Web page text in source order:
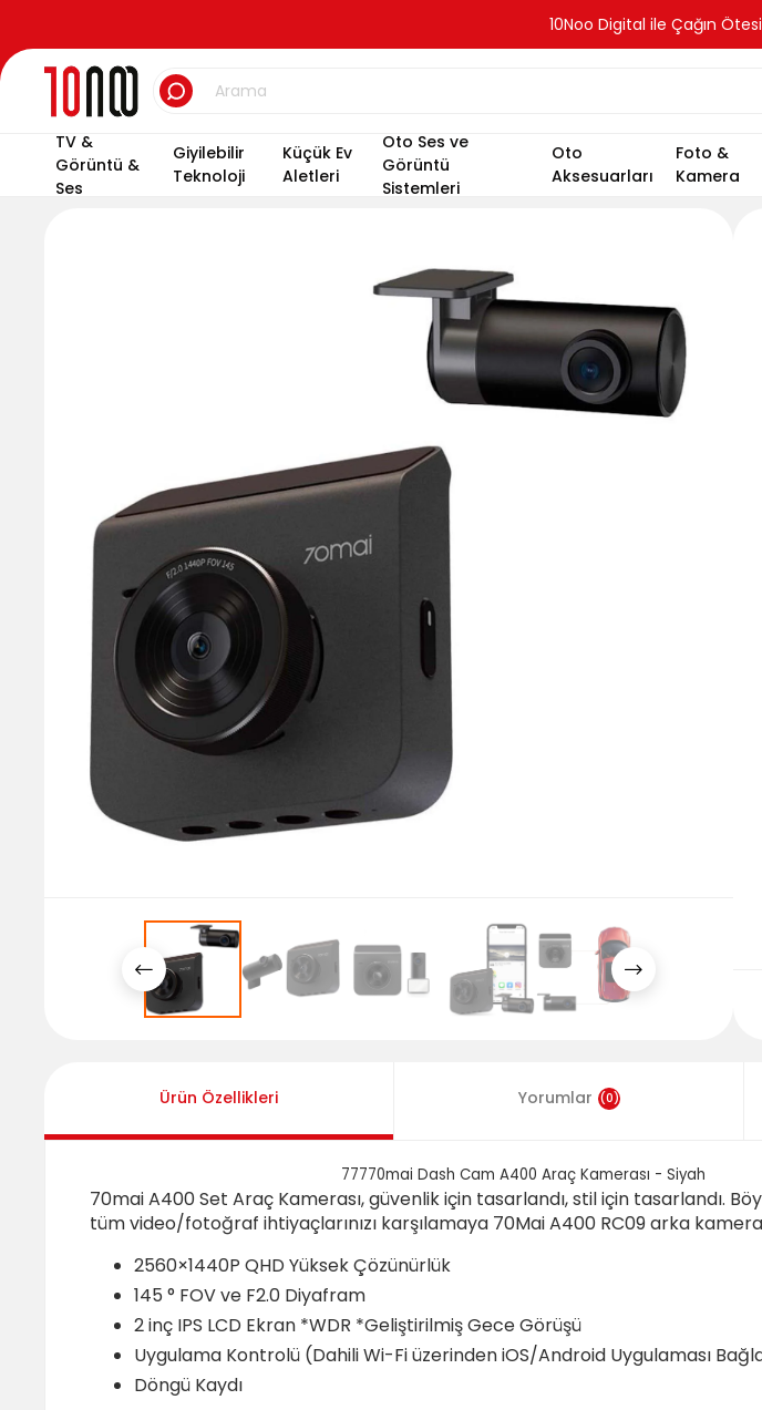
10Noo Digital ile Çağın
TV &
Görüntü &
Ses
Giyilebilir
Teknoloji
Küçük Ev
Aletleri
Oto Ses ve
Görüntü
Sistemleri
Oto
Aksesuarları
Foto &
Kamera
Ürün Özellikleri Yorumlar (0)
77770mai Dash Cam A400 Araç Kamerası - Siyah
70mai A400 Set Araç Kamerası, güvenlik için tasarlandı, stil için tasarlandı.
tüm video/fotoğraf ihtiyaçlarınızı karşılamaya 70Mai A400 RC09 arka
2560×1440P QHD Yüksek Çözünürlük
145 ° FOV ve F2.0 Diyafram
2 inç IPS LCD Ekran *WDR *Geliştirilmiş Gece Görüşü
Uygulama Kontrolü (Dahili Wi-Fi üzerinden iOS/Android Uygulaması
Döngü Kaydı